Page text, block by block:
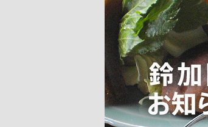
鈴加
鈴加園からの